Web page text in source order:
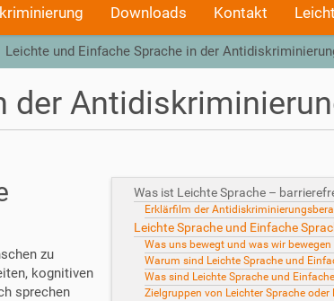
Downloads Kontakt
Leichte und Einfache Sprache in der
der
Was ist Leichte Sprache –
Erklärfilm der
Leichte Sprache und Einfache
Was uns bewegt und was wir
Warum sind Leichte Sprache und
Was sind Leichte Sprache und
Zielgruppen von Leichter Sprache oder
zu
kognitiven
sprechen